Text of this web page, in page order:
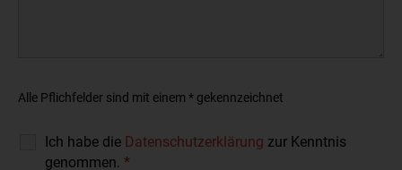
Alle Pflichfelder sind mit einem * gekennzeichnet
Ich habe die Datenschutzerklärung zur Kenntnis
genommen. *